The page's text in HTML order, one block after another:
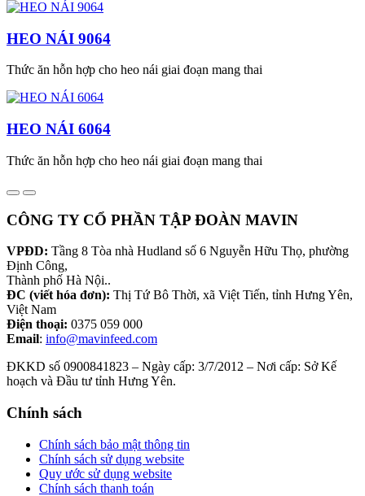
HEO NÁI 9064
Thức ăn hỗn hợp cho heo nái giai đoạn mang thai
HEO NÁI 6064
Thức ăn hỗn hợp cho heo nái giai đoạn mang thai
CÔNG TY CỔ PHẦN TẬP ĐOÀN MAVIN
VPĐD: Tầng 8 Tòa nhà Hudland số 6 Nguyễn Hữu Thọ, phường
Định Công,
Thành phố Hà Nội..
ĐC (viết hóa đơn): Thị Tứ Bô Thời, xã Việt Tiến, tỉnh Hưng Yên,
Việt Nam
Điện thoại: 0375 059 000
Email: info@mavinfeed.com
ĐKKD số 0900841823 – Ngày cấp: 3/7/2012 – Nơi cấp: Sở Kế
hoạch và Đầu tư tỉnh Hưng Yên.
Chính sách
Chính sách bảo mật thông tin
Chính sách sử dụng website
Quy ước sử dụng website
Chính sách thanh toán